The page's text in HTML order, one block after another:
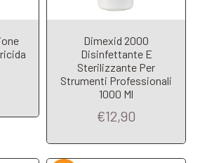
Dimexid 2000
Disinfettante E
Sterilizzante Per
Strumenti Professionali
1000 Ml
€12,90
Add to Cart